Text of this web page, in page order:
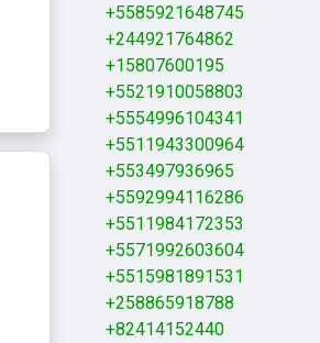
+5585921648745
+244921764862
+15807600195
+5521910058803
+5554996104341
+5511943300964
+553497936965
+5592994116286
+5511984172353
+5571992603604
+5515981891531
+258865918788
+82414152440